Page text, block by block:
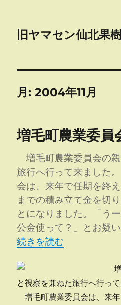
旧ヤマセン仙北果
月:2004年11月
増毛町農業委員
増毛町農業委員会の
旅行へ行って来ました
会は、来年で任期を終
までの積み立て金を切
とになりました。「う
公金使って？」とお疑
“増毛町農業委員会視察
続きを読む
と視察を兼ねた旅行へ行って
増毛町農業委員会は、来